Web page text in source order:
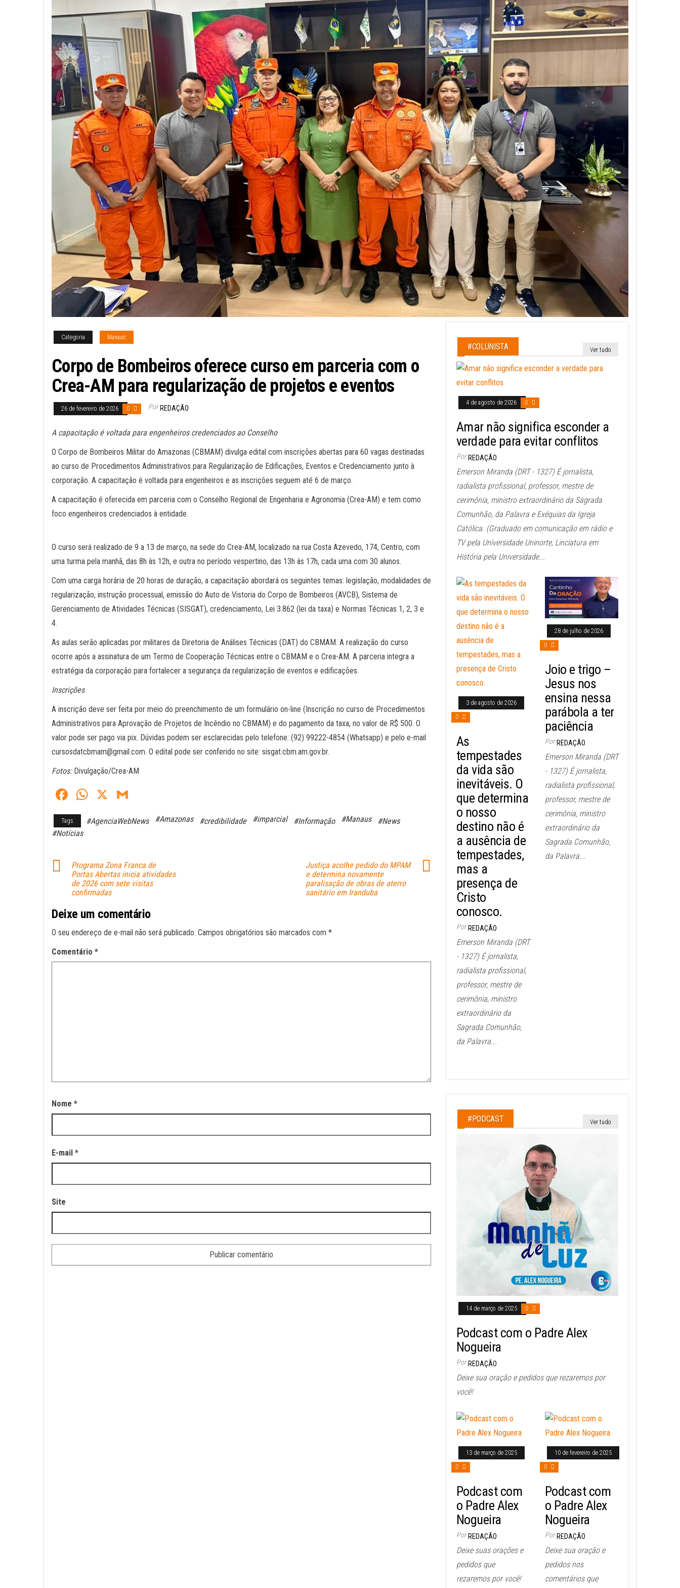
Categoria Manaus
Corpo de Bombeiros oferece curso em parceria com o
Crea-AM para regularização de projetos e eventos
26 de fevereiro de 2026 0 Por REDAÇÃO
A capacitação é voltada para engenheiros credenciados ao Conselho
O Corpo de Bombeiros Militar do Amazonas (CBMAM) divulga edital com inscrições abertas para 60 vagas destinadas
ao curso de Procedimentos Administrativos para Regularização de Edificações, Eventos e Credenciamento junto à
corporação. A capacitação é voltada para engenheiros e as inscrições seguem até 6 de março.
A capacitação é oferecida em parceria com o Conselho Regional de Engenharia e Agronomia (Crea-AM) e tem como
foco engenheiros credenciados à entidade.
O curso será realizado de 9 a 13 de março, na sede do Crea-AM, localizado na rua Costa Azevedo, 174, Centro, com
uma turma pela manhã, das 8h às 12h, e outra no período vespertino, das 13h às 17h, cada uma com 30 alunos.
Com uma carga horária de 20 horas de duração, a capacitação abordará os seguintes temas: legislação, modalidades de
regularização, instrução processual, emissão do Auto de Vistoria do Corpo de Bombeiros (AVCB), Sistema de
Gerenciamento de Atividades Técnicas (SISGAT), credenciamento, Lei 3.862 (lei da taxa) e Normas Técnicas 1, 2, 3 e
4.
As aulas serão aplicadas por militares da Diretoria de Análises Técnicas (DAT) do CBMAM. A realização do curso
ocorre após a assinatura de um Termo de Cooperação Técnicas entre o CBMAM e o Crea-AM. A parceria integra a
estratégia da corporação para fortalecer a segurança da regularização de eventos e edificações.
Inscrições
A inscrição deve ser feita por meio do preenchimento de um formulário on-line (Inscrição no curso de Procedimentos
Administrativos para Aprovação de Projetos de Incêndio no CBMAM) e do pagamento da taxa, no valor de R$ 500. O
valor pode ser pago via pix. Dúvidas podem ser esclarecidas pelo telefone: (92) 99222-4854 (Whatsapp) e pelo e-mail
cursosdatcbmam@gmail.com. O edital pode ser conferido no site: sisgat.cbm.am.gov.br.
Fotos:Divulgação/Crea-AM
Fa
ce
bo
ok
W
ts
pp
X
ail
Tags #AgenciaWebNews #Amazonas #credibilidade #imparcial #Informação #Manaus
#News
#Notícias
Programa Zona Franca de
Portas Abertas inicia atividades
de 2026 com sete visitas
confirmadas
Justiça acolhe pedido do MPAM
e determina novamente
paralisação de obras de aterro
sanitário em Iranduba
Deixe um comentário
O seu endereço de e-mail não será publicado. Campos obrigatórios são marcados com *
Comentário *
Nome *
E-mail *
Site
#COLUNISTA Ver tudo
4 de agosto de 2026 0
Amar não significa esconder a
verdade para evitar conflitos
Por REDAÇÃO
Emerson Miranda (DRT - 1327) É jornalista,
radialista profissional, professor, mestre de
cerimônia, ministro extraordinário da Sagrada
Comunhão, da Palavra e Exéquias da Igreja
Católica. (Graduado em comunicação em rádio e
TV pela Universidade Uninorte, Linciatura em
História pela Universidade...
3 de agosto de 2026
0
As
tempestades
da vida são
inevitáveis. O
que determina
o nosso
destino não é
a ausência de
tempestades,
mas a
presença de
Cristo
conosco.
Por REDAÇÃO
Emerson Miranda (DRT
- 1327) É jornalista,
radialista profissional,
professor, mestre de
cerimônia, ministro
extraordinário da
Sagrada Comunhão,
da Palavra...
28 de julho de 2026
0
Joio e trigo –
Jesus nos
ensina nessa
parábola a ter
paciência
Por REDAÇÃO
Emerson Miranda (DRT
- 1327) É jornalista,
radialista profissional,
professor, mestre de
cerimônia, ministro
extraordinário da
Sagrada Comunhão,
da Palavra...
#PODCAST Ver tudo
14 de março de 2025 0
Podcast com o Padre Alex
Nogueira
Por REDAÇÃO
Deixe sua oração e pedidos que rezaremos por
você!
13 de março de 2025
0
Podcast com
o Padre Alex
Nogueira
Por REDAÇÃO
Deixe suas orações e
pedidos que
rezaremos por você!
10 de fevereiro de 2025
0
Podcast com
o Padre Alex
Nogueira
Por REDAÇÃO
Deixe sua oração e
pedidos nos
comentários que